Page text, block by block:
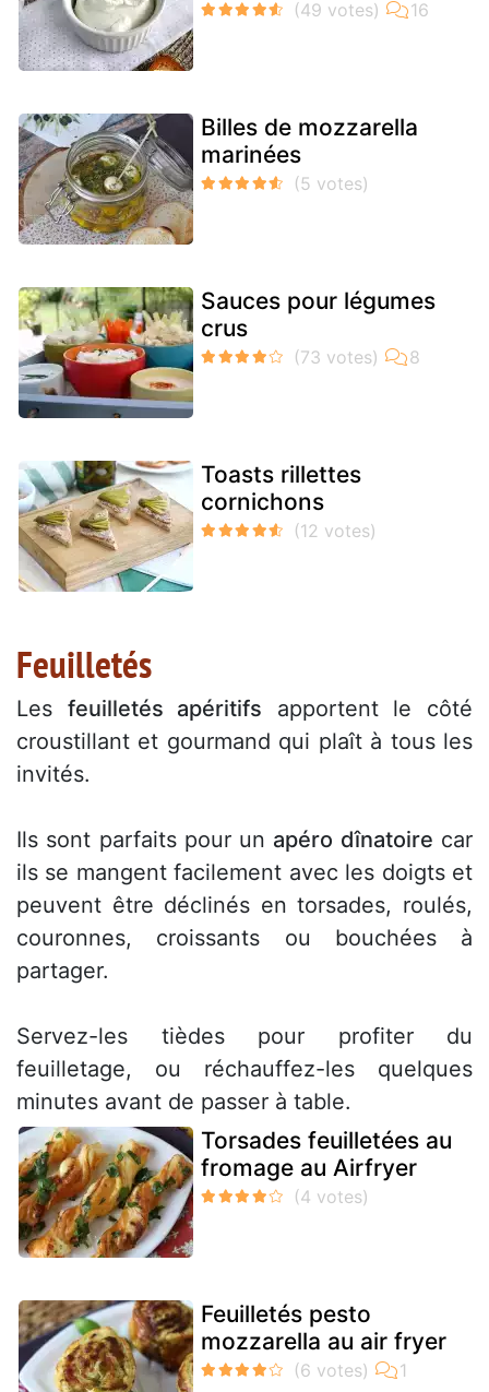
Billes de mozzarella
marinées
Sauces pour légumes
crus
Toasts rillettes
cornichons
Feuilletés
Les feuilletés apéritifs apportent le côté
croustillant et gourmand qui plaît à tous les
invités.
Ils sont parfaits pour un apéro dînatoire car
ils se mangent facilement avec les doigts et
peuvent être déclinés en torsades, roulés,
couronnes, croissants ou bouchées à
partager.
Servez-les tièdes pour profiter du
feuilletage, ou réchauffez-les quelques
minutes avant de passer à table.
Torsades feuilletées au
fromage au Airfryer
Feuilletés pesto
mozzarella au air fryer